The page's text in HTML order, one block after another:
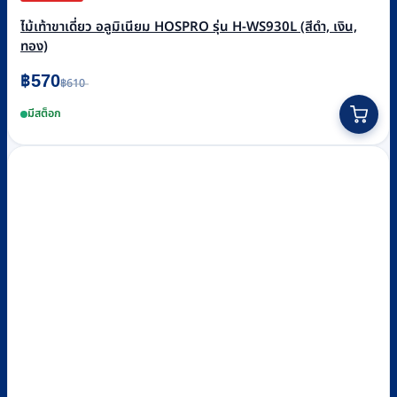
ไม้เท้าขาเดี่ยว อลูมิเนียม HOSPRO รุ่น H-WS930L (สีดำ, เงิน,
ทอง)
฿610
Original
price
was:
฿610.
฿570
Current
price
is:
฿570.
มีสต็อก
product
has